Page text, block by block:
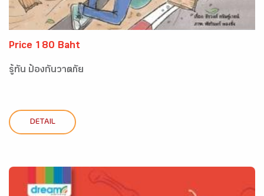
Price 180 Baht
รู้ทัน ป้องกันวาตภัย
DETAIL